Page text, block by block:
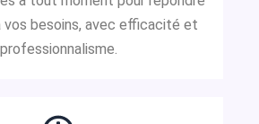
vos besoins, avec efficacité et
professionnalisme.